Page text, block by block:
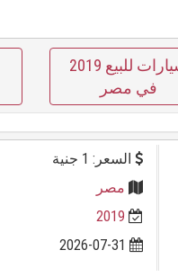
سيارات للبيع 2019
في مصر
السعر: 1 جنية
مصر
2019
2026-07-31